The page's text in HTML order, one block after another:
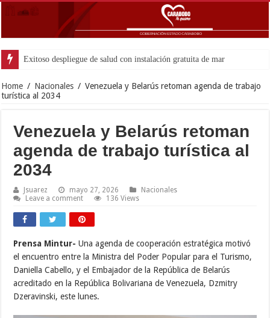
Home / Nacionales / Venezuela y Belarús retoman agenda de trabajo
turística al 2034
Venezuela y Belarús retoman
agenda de trabajo turística al
2034
Jsuarez mayo 27, 2026
Nacionales
Leave a comment
136 Views
Prensa Mintur-Una agenda de cooperación estratégica motivó
el encuentro entre la Ministra del Poder Popular para el Turismo,
Daniella Cabello, y el Embajador de la República de Belarús
acreditado en la República Bolivariana de Venezuela, Dzmitry
Dzeravinski, este lunes.